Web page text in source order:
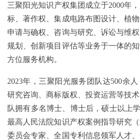
三聚阳光知识产权集团成立于2000年
标、著作权、集成电路布图设计、植
申请与确权、咨询与研究、诉讼与维
规划、创新项目评估等业务于一体的
方位服务机构。
2023年，三聚阳光服务团队达500余人
研究咨询、商标版权、投资运营等技
队拥有多名博士、博士后，硕士以上
最高人民法院知识产权案例指导研究
委员会专家、全国专利信息领军人才